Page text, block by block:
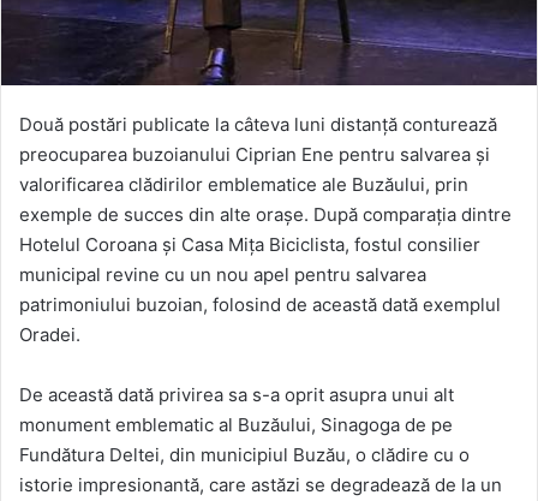
Două postări publicate la câteva luni distanță conturează
preocuparea buzoianului Ciprian Ene pentru salvarea și
valorificarea clădirilor emblematice ale Buzăului, prin
exemple de succes din alte orașe. După comparația dintre
Hotelul Coroana și Casa Mița Biciclista, fostul consilier
municipal revine cu un nou apel pentru salvarea
patrimoniului buzoian, folosind de această dată exemplul
Oradei.
De această dată privirea sa s-a oprit asupra unui alt
monument emblematic al Buzăului, Sinagoga de pe
Fundătura Deltei, din municipiul Buzău, o clădire cu o
istorie impresionantă, care astăzi se degradează de la un